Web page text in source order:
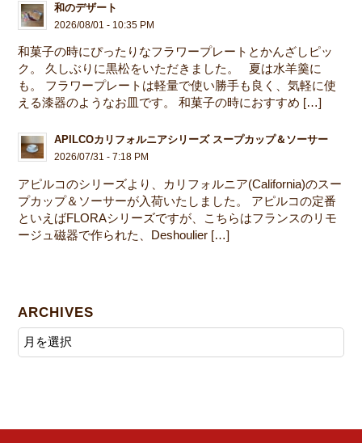
和のデザート
2026/08/01 - 10:35 PM
和菓子の時にぴったりなフラワープレートとかんざしピッ
ク。 久しぶりに黒松をいただきました。 夏は水羊羹に
も。 フラワープレートは軽量で使い勝手も良く、気軽に使
える漆器のようなお皿です。 和菓子の時におすすめ […]
APILCOカリフォルニアシリーズ スープカップ＆ソーサー
2026/07/31 - 7:18 PM
アピルコのシリーズより、カリフォルニア(California)のスー
プカップ＆ソーサーが入荷いたしました。 アピルコの定番
といえばFLORAシリーズですが、こちらはフランスのリモ
ージュ磁器で作られた、Deshoulier […]
ARCHIVES